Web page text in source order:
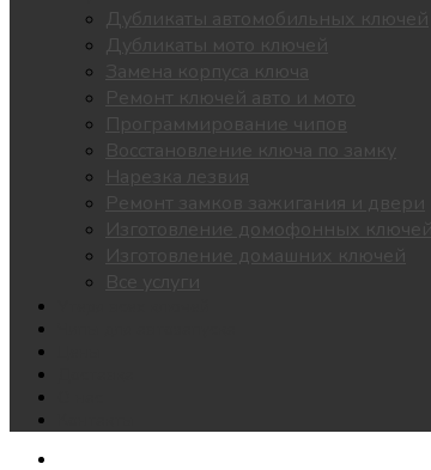
Дубликаты автомобильных ключей
Дубликаты мото ключей
Замена корпуса ключа
Ремонт ключей авто и мото
Программирование чипов
Восстановление ключа по замку
Нарезка лезвия
Ремонт замков зажигания и двери
Изготовление домофонных ключей
Изготовление домашних ключей
Все услуги